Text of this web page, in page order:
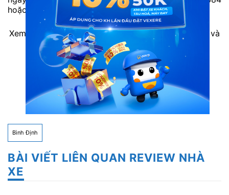
hoặc đặt vé trực tuyến trước để tránh hết vé.
Xem thêm thông tin các hãng xe cùng tuyến đường và
đặt vé với giá thấp nhất tại
VeXeRe.com
Xe từ Sài Gòn đi Bình Định
Xe từ Bình Định đi Sài Gòn
Bình Định
BÀI VIẾT LIÊN QUAN REVIEW NHÀ
XE